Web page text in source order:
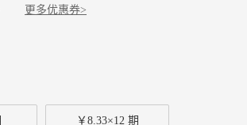
更多优惠券>
￥8.33×12 期